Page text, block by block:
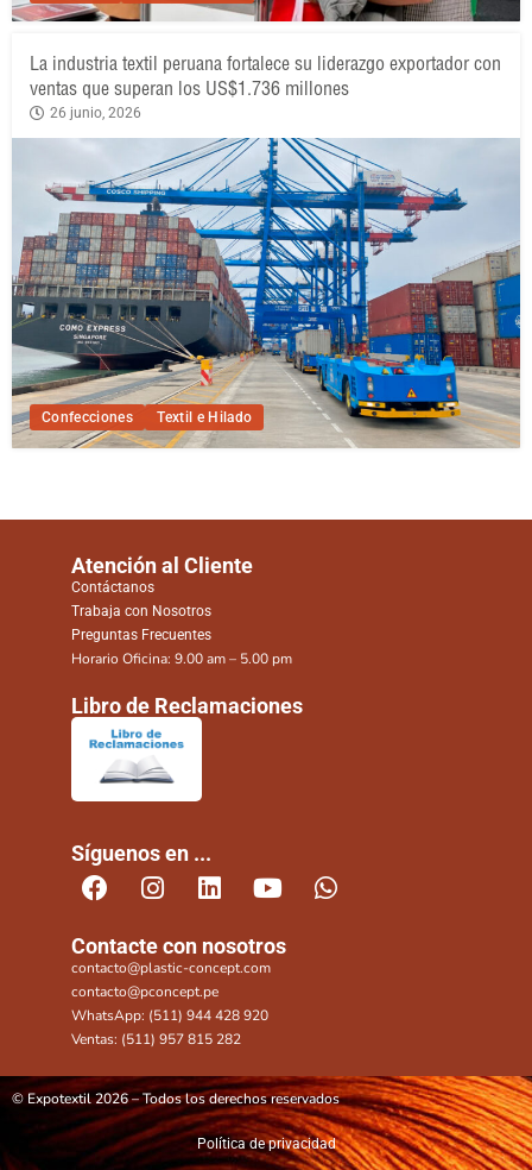
Confecciones Textil e Hilado
La industria textil peruana fortalece su liderazgo exportador con
ventas que superan los US$1.736 millones
26 junio, 2026
Atención al Cliente
Contáctanos
Trabaja con Nosotros
Preguntas Frecuentes
Horario Oficina: 9.00 am – 5.00 pm
Libro de Reclamaciones
Síguenos en ...
Contacte con nosotros
contacto@plastic-concept.com
contacto@pconcept.pe
WhatsApp: (511) 944 428 920
Ventas: (511) 957 815 282
© Expotextil 2026 – Todos los derechos reservados
Política de privacidad